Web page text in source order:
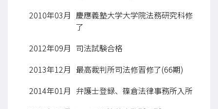
2010年03月 慶應義塾大学大学院法務研究科修
了
2012年09月 司法試験合格
2013年12月 最高裁判所司法修習修了(66期)
2014年01月 弁護士登録、篠倉法律事務所入所